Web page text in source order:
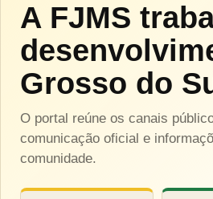
A FJMS
Grosso do
O portal reúne os canais
comunicação oficial e
comunidade.